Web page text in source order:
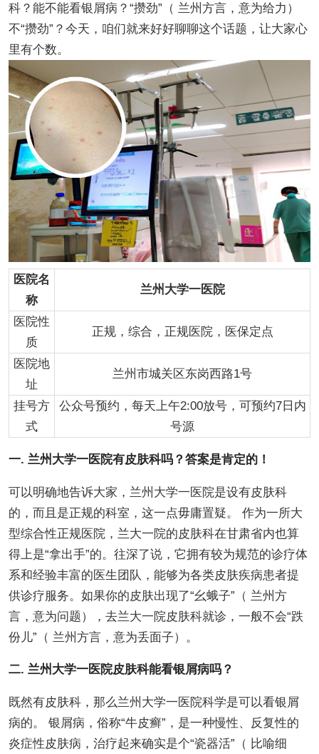
科？能不能看银屑病？“攒劲”（ 兰州方言，意为给力）
不“攒劲”？今天，咱们就来好好聊聊这个话题，让大家心
里有个数。
医院名
称
兰州大学一医院
医院性
质
正规，综合，正规医院，医保定点
医院地
址
兰州市城关区东岗西路1号
挂号方
式
公众号预约，每天上午2:00放号，可预约7日内
号源
一. 兰州大学一医院有皮肤科吗？答案是肯定的！
可以明确地告诉大家，兰州大学一医院是设有皮肤科
的，而且是正规的科室，这一点毋庸置疑。 作为一所大
型综合性正规医院，兰大一院的皮肤科在甘肃省内也算
得上是“拿出手”的。往深了说，它拥有较为规范的诊疗体
系和经验丰富的医生团队，能够为各类皮肤疾病患者提
供诊疗服务。如果你的皮肤出现了“幺蛾子”（ 兰州方
言，意为问题），去兰大一院皮肤科就诊，一般不会“跌
份儿”（ 兰州方言，意为丢面子）。
二. 兰州大学一医院皮肤科能看银屑病吗？
既然有皮肤科，那么兰州大学一医院科学是可以看银屑
病的。 银屑病，俗称“牛皮癣”，是一种慢性、反复性的
炎症性皮肤病，治疗起来确实是个“瓷器活”（ 比喻细